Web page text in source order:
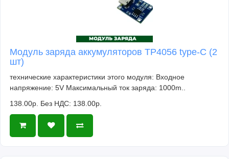
Модуль заряда аккумуляторов TP4056 type-C (2
шт)
технические характеристики этого модуля: Входное
напряжение: 5V Максимальный ток заряда: 1000m..
138.00р. Без НДС: 138.00р.